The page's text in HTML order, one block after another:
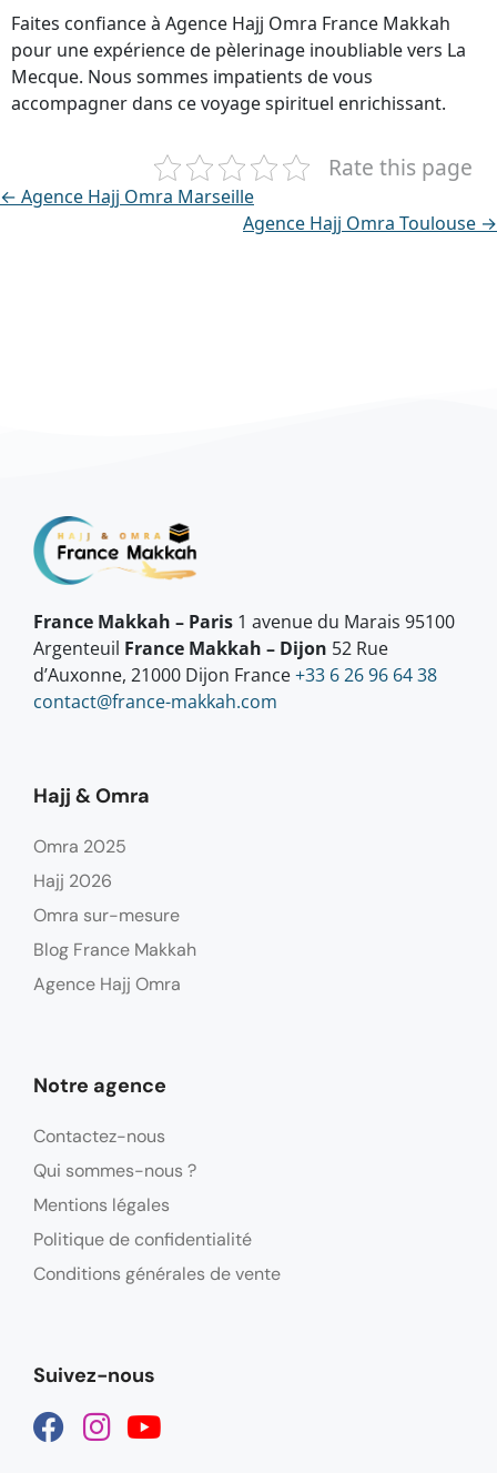
Faites confiance à Agence Hajj Omra France Makkah
pour une expérience de pèlerinage inoubliable vers La
Mecque. Nous sommes impatients de vous
accompagner dans ce voyage spirituel enrichissant.
Rate this page
← Agence Hajj Omra Marseille
Agence Hajj Omra Toulouse →
France Makkah – Paris 1 avenue du Marais 95100
Argenteuil France Makkah – Dijon 52 Rue
d’Auxonne, 21000 Dijon France+33 6 26 96 64 38
contact@france-makkah.com
Hajj & Omra
Omra 2025
Hajj 2026
Omra sur-mesure
Blog France Makkah
Agence Hajj Omra
Notre agence
Contactez-nous
Qui sommes-nous ?
Mentions légales
Politique de confidentialité
Conditions générales de vente
Suivez-nous